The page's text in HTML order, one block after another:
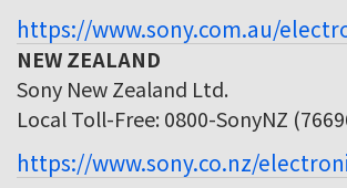
https://www.sony.com.au/
NEW ZEALAND
Sony New Zealand Ltd.
Local Toll-Free: 0800-SonyNZ
https://www.sony.co.nz/